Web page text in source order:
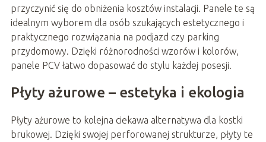
przyczynić się do obniżenia kosztów instalacji. Panele te są
idealnym wyborem dla osób szukających estetycznego i
praktycznego rozwiązania na podjazd czy parking
przydomowy. Dzięki różnorodności wzorów i kolorów,
panele PCV łatwo dopasować do stylu każdej posesji.
Płyty ażurowe – estetyka i ekologia
Płyty ażurowe to kolejna ciekawa alternatywa dla kostki
brukowej. Dzięki swojej perforowanej strukturze, płyty te